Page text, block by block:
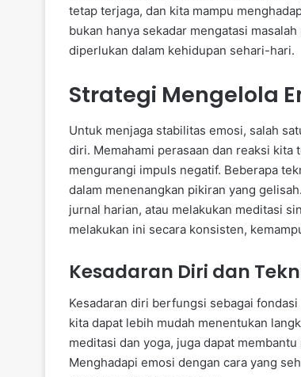
tetap terjaga, dan kita mampu
bukan hanya sekadar mengatasi
diperlukan dalam kehidupan sehari-hari.
Strategi Mengelola
Untuk menjaga stabilitas emosi, salah
diri. Memahami perasaan dan reaksi
mengurangi impuls negatif. Beberapa
dalam menenangkan pikiran yang
jurnal harian, atau melakukan meditasi
melakukan ini secara konsisten,
Kesadaran Diri dan
Kesadaran diri berfungsi sebagai
kita dapat lebih mudah menentukan
meditasi dan yoga, juga dapat
Menghadapi emosi dengan cara yang